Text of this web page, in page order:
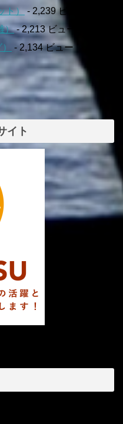
ト）- 2,239 ビュー
）- 2,213 ビュー
- 2,134 ビュー
イト